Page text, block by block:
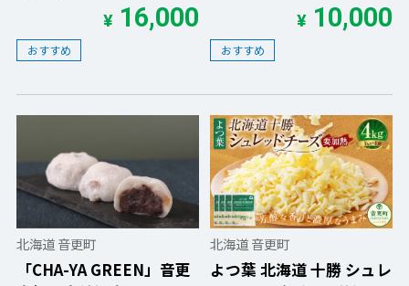
¥16,000
おすすめ
¥10,000
おすすめ
北海道 音更町
「CHA-YA GREEN」音更
北海道 音更町
よつ葉 北海道 十勝 シュレ